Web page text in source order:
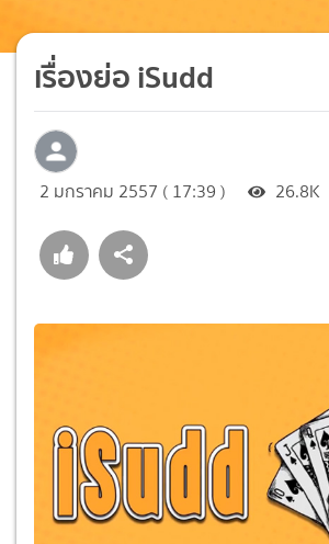
เรื่องย่อ iSudd
2 มกราคม 2557 ( 17:39 ) 26.8K